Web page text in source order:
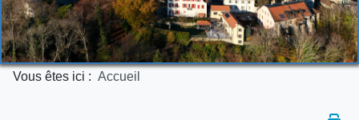
Vous êtes ici : Accueil